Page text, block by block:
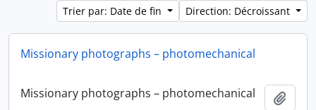
Trier par: Date de fin
Direction: Décroissant
Missionary photographs – photomechanical
Missionary photographs – photomechanical